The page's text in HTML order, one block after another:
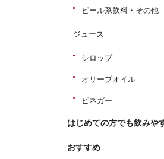
ビール系飲料・その他
ジュース
シロップ
オリーブオイル
ビネガー
はじめての方でも飲みや
おすすめ